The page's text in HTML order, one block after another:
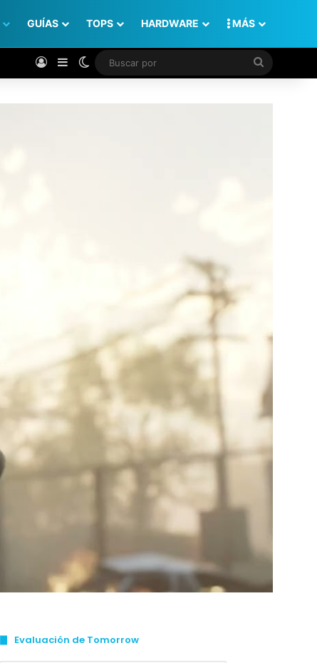
GUÍAS TOPS HARDWARE MÁS
AccesoBarra lateral
Switch skin
Buscar
Evaluación de Tomorrow